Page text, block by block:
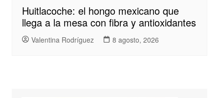
Huitlacoche: el hongo mexicano que
llega a la mesa con fibra y antioxidantes
Valentina Rodríguez 8 agosto, 2026